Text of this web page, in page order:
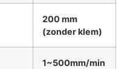
200 mm
(zonder klem)
1~500mm/min